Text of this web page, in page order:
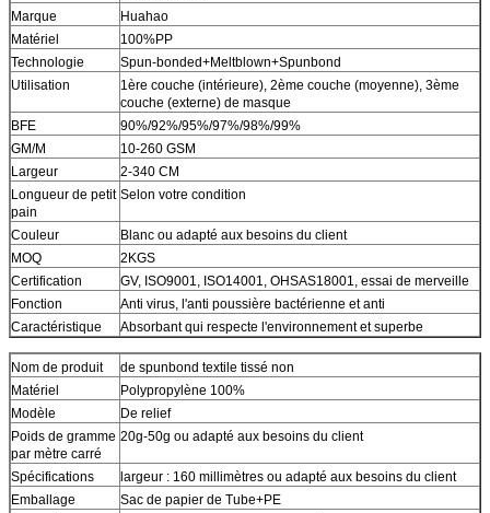
Marque
Huahao
Matériel
100%PP
Technologie
Spun-bonded+Meltblown+Spunbond
Utilisation
1ère couche (intérieure), 2ème couche (moyenne), 3ème
couche (externe) de masque
BFE
90%/92%/95%/97%/98%/99%
GM/M
10-260 GSM
Largeur
2-340 CM
Longueur de petit
pain
Selon votre condition
Couleur
Blanc ou adapté aux besoins du client
MOQ
2KGS
Certification
GV, ISO9001, ISO14001, OHSAS18001, essai de merveille
Fonction
Anti virus, l'anti poussière bactérienne et anti
Caractéristique
Absorbant qui respecte l'environnement et superbe
Nom de produit
de spunbond textile tissé non
Matériel
Polypropylène 100%
Modèle
De relief
Poids de gramme
par mètre carré
20g-50g ou adapté aux besoins du client
Spécifications
largeur : 160 millimètres ou adapté aux besoins du client
Emballage
Sac de papier de Tube+PE